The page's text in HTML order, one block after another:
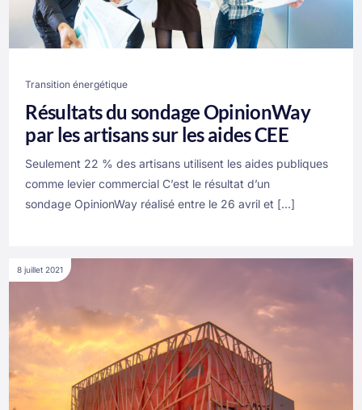
Transition énergétique
Résultats du sondage OpinionWay
par les artisans sur les aides CEE
Seulement 22 % des artisans utilisent les aides publiques
comme levier commercial C’est le résultat d’un
sondage OpinionWay réalisé entre le 26 avril et […]
8 juillet 2021